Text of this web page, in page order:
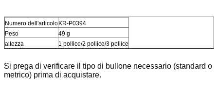
Numero dell'articoloKR-P0394
Peso
49 g
altezza
1 pollice/2 pollice/3 pollice
Si prega di verificare il tipo di bullone necessario (standard o
metrico) prima di acquistare.